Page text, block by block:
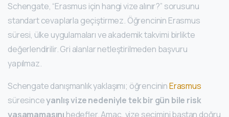
Schengate, “Erasmus için hangi vize alınır?” sorusunu
standart cevaplarla geçiştirmez. Öğrencinin Erasmus
süresi, ülke uygulamaları ve akademik takvimi birlikte
değerlendirilir. Gri alanlar netleştirilmeden başvuru
yapılmaz.
Schengate danışmanlık yaklaşımı; öğrencininErasmus
süresinceyanlış vize nedeniyle tek bir gün bile risk
yaşamamasını hedefler. Amaç, vize seçimini baştan doğru